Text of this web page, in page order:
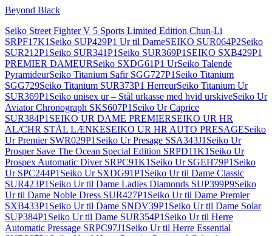
Beyond Black
Seiko Street Fighter V 5 Sports Limited Edition Chun-Li
SRPF17K1 Seiko SUP429P1 Ur til DameSEIKO SUR064P2Seiko
SUR212P1 Seiko SUR341P1 Seiko SUR369P1 SEIKO SXB429P1
PREMIER DAMEURSeiko SXDG61P1 UrSeiko Talende
PyramideurSeiko Titanium Safir SGG727P1 Seiko Titanium
SGG729Seiko Titanium SUR373P1 HerreurSeiko Titanium Ur
SUR369P1 Seiko unisex ur – Stål urkasse med hvid urskiveSeiko Ur
Aviator Chronograph SKS607P1 Seiko Ur Caprice
SUR384P1 SEIKO UR DAME PREMIERSEIKO UR HR
AL/CHR STÅL LÆNKESEIKO UR HR AUTO PRESAGESeiko
Ur Premier SWR029P1 Seiko Ur Presage SSA343J1 Seiko Ur
Prosper Save The Ocean Special Edition SRPD11K1 Seiko Ur
Prospex Automatic Diver SRPC91K1 Seiko Ur SGEH79P1 Seiko
Ur SPC244P1 Seiko Ur SXDG91P1 Seiko Ur til Dame Classic
SUR423P1 Seiko Ur til Dame Ladies Diamonds SUP399P9Seiko
Ur til Dame Noble Dress SUR427P1 Seiko Ur til Dame Premier
SXB433P1 Seiko Ur til Dame SNDV39P1 Seiko Ur til Dame Solar
SUP384P1 Seiko Ur til Dame SUR354P1 Seiko Ur til Herre
Automatic Pressage SRPC97J1 Seiko Ur til Herre Essential